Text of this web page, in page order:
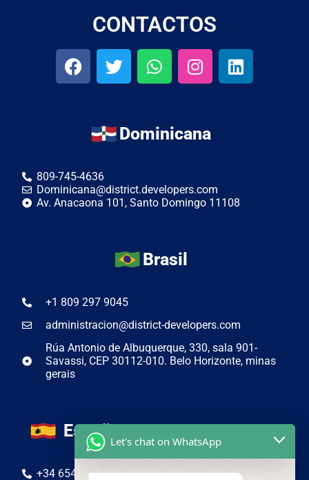
CONTACTOS
Dominicana
809-745-4636
Dominicana@district.developers.com
Av. Anacaona 101, Santo Domingo 11108
Brasil
+1 809 297 9045
administracion@district-developers.com
Rúa Antonio de Albuquerque, 330, sala 901-
Savassi, CEP 30112-010. Belo Horizonte, minas
gerais
España
+34 654 50 19 44
Let's chat on WhatsApp